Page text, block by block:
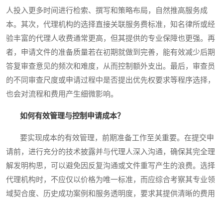
人投入更多时间进行检索、撰写和策略布局，自然推高服务成
本。其次，代理机构的选择直接关联服务费标准，知名律所或经
验丰富的代理人收费通常更高，但其提供的专业保障也更强。再
者，申请文件的准备质量若在初期就做到完善，能有效减少后期
答复审查意见的频次和难度，从而控制额外支出。最后，审查员
的不同审查尺度或申请过程中是否提出优先权要求等程序选择，
也会对流程和费用产生细微影响。
如何有效管理与控制申请成本？
要实现成本的有效管理，前期准备工作至关重要。在提交申
请前，进行充分的技术披露并与代理人深入沟通，确保其完全理
解发明构思，可以避免因反复沟通或文件重写产生的浪费。选择
代理机构时，不应仅以价格为唯一标准，而应综合考察其专业领
域契合度、历史成功案例和服务透明度，要求其提供清晰的费用